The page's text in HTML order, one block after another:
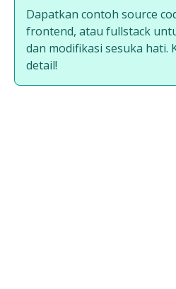
Dapatkan contoh source
frontend, atau fullstack
dan modifikasi sesuka hati.
detail!